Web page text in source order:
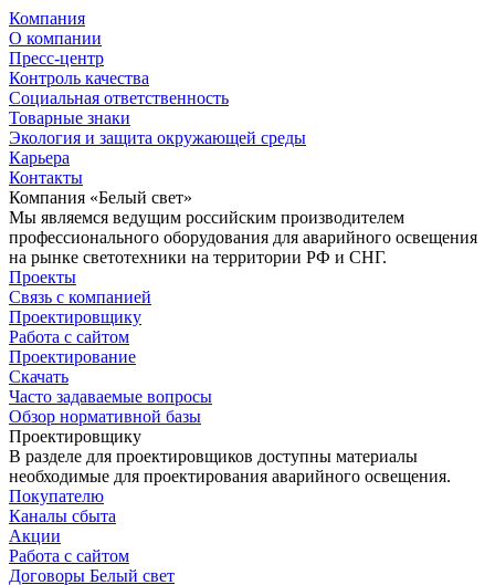
Компания
О компании
Пресс-центр
Контроль качества
Социальная ответственность
Товарные знаки
Экология и защита окружающей среды
Карьера
Контакты
Компания «Белый свет»
Мы являемся ведущим российским производителем
профессионального оборудования для аварийного освещения
на рынке светотехники на территории РФ и СНГ.
Проекты
Связь с компанией
Проектировщику
Работа с сайтом
Проектирование
Скачать
Часто задаваемые вопросы
Обзор нормативной базы
Проектировщику
В разделе для проектировщиков доступны материалы
необходимые для проектирования аварийного освещения.
Покупателю
Каналы сбыта
Акции
Работа с сайтом
Договоры Белый свет